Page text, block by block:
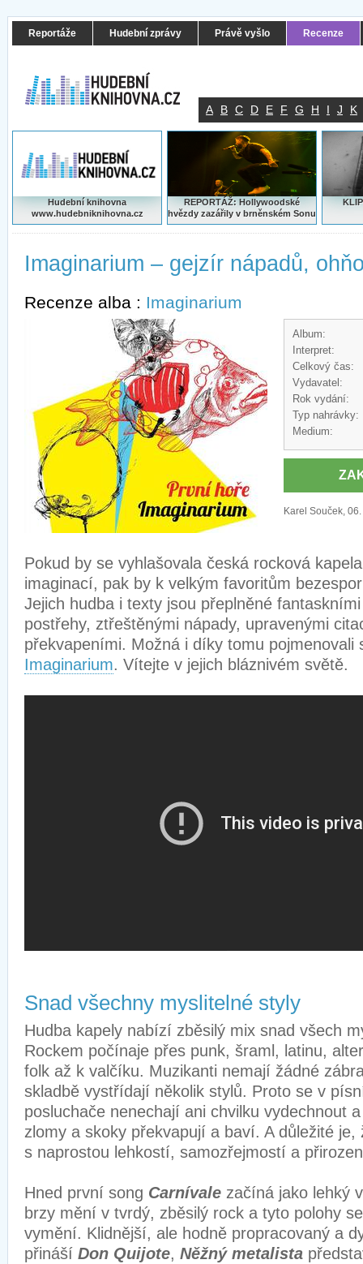
Reportáže Hudební zprávy Právě vyšlo Recenze
A B C D E F G H I J K
Hudební knihovna
www.hudebniknihovna.cz
REPORTÁŽ: Hollywoodské
hvězdy zazářily v brněnském Sonu
Imaginarium – gejzír nápadů,
Recenze alba : Imaginarium
Album:
Interpret:
Celkový čas:
Vydavatel:
Rok vydání:
Typ nahrávky:
Medium:
Karel Souček,
Pokud by se vyhlašovala česká rocková
imaginací, pak by k velkým favoritům
Jejich hudba i texty jsou přeplněné
postřehy, ztřeštěnými nápady, upravenými
překvapeními. Možná i díky tomu pojmenovali
Imaginarium. Vítejte v jejich bláznivém světě.
Snad všechny myslitelné styly
Hudba kapely nabízí zběsilý mix snad všech
Rockem počínaje přes punk, šraml, latinu,
folk až k valčíku. Muzikanti nemají žádné
skladbě vystřídají několik stylů. Proto se v
posluchače nenechají ani chvilku vydechnout
zlomy a skoky překvapují a baví. A důležité je,
s naprostou lehkostí, samozřejmostí a
Hned první song Carnívale začíná jako lehký
brzy mění v tvrdý, zběsilý rock a tyto polohy
vymění. Klidnější, ale hodně propracovaný a
přináší Don Quijote, Něžný metalista